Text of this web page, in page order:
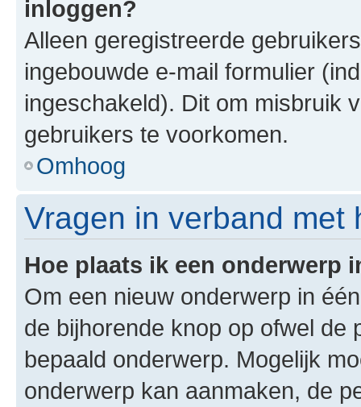
inloggen?
Alleen geregistreerde
ingebouwde e-mail formulier
ingeschakeld). Dit om misbruik
gebruikers te voorkomen.
Omhoog
Vragen in verband met
Hoe plaats ik een onderwerp
Om een nieuw onderwerp in
de bijhorende knop op ofwel de
bepaald onderwerp. Mogelijk
onderwerp kan aanmaken, de